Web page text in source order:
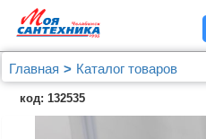
Главная
Каталог товаров
Душевые уголки,
Душевые уголки 90x90 см
Душевое ограждение
код: 132535